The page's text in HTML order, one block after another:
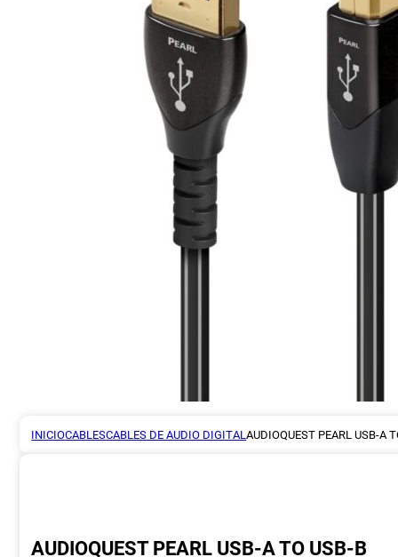
INICIOCABLESCABLES DE AUDIO DIGITALAUDIOQUEST PEARL USB-A
AUDIOQUEST PEARL USB-A TO USB-B